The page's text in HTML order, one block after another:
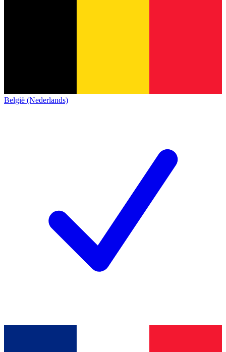
België (Nederlands)